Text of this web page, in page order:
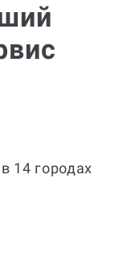
14 городах